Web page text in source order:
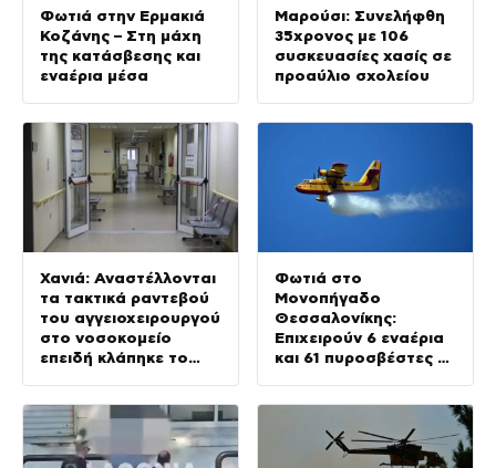
Φωτιά στην Ερμακιά
Κοζάνης – Στη μάχη
της κατάσβεσης και
εναέρια μέσα
Μαρούσι: Συνελήφθη
35χρονος με 106
συσκευασίες χασίς σε
προαύλιο σχολείου
Χανιά: Αναστέλλονται
τα τακτικά ραντεβού
του αγγειοχειρουργού
στο νοσοκομείο
επειδή κλάπηκε το
Φωτιά στο
Μονοπήγαδο
Θεσσαλονίκης:
Επιχειρούν 6 εναέρια
και 61 πυροσβέστες με